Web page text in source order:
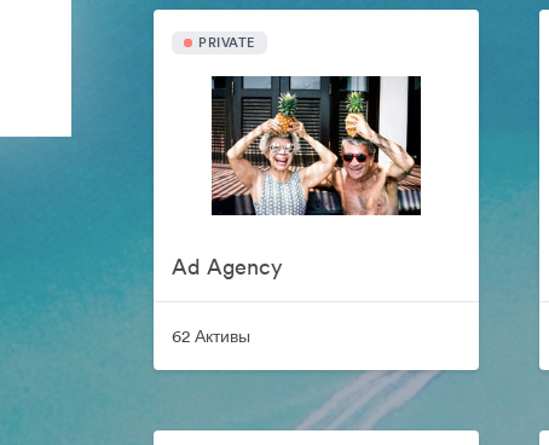
PRIVATE
Ad Agency
62 Активы